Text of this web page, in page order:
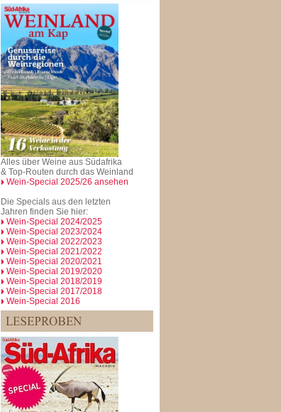
Alles über Weine aus Südafrika
& Top-Routen durch das Weinland
Wein-Special 2025/26 ansehen
Die Specials aus den letzten
Jahren finden Sie hier:
Wein-Special 2024/2025
Wein-Special 2023/2024
Wein-Special 2022/2023
Wein-Special 2021/2022
Wein-Special 2020/2021
Wein-Special 2019/2020
Wein-Special 2018/2019
Wein-Special 2017/2018
Wein-Special 2016